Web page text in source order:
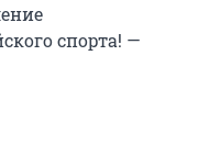
спорта! —